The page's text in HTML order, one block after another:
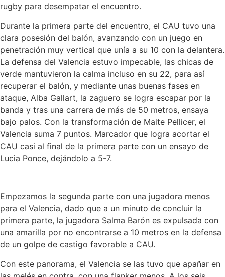
rugby para desempatar el encuentro.
Durante la primera parte del encuentro, el CAU tuvo una
clara posesión del balón, avanzando con un juego en
penetración muy vertical que unía a su 10 con la delantera.
La defensa del Valencia estuvo impecable, las chicas de
verde mantuvieron la calma incluso en su 22, para así
recuperar el balón, y mediante unas buenas fases en
ataque, Alba Gallart, la zaguero se logra escapar por la
banda y tras una carrera de más de 50 metros, ensaya
bajo palos. Con la transformación de Maite Pellicer, el
Valencia suma 7 puntos. Marcador que logra acortar el
CAU casi al final de la primera parte con un ensayo de
Lucia Ponce, dejándolo a 5-7.
Empezamos la segunda parte con una jugadora menos
para el Valencia, dado que a un minuto de concluir la
primera parte, la jugadora Salma Barón es expulsada con
una amarilla por no encontrarse a 10 metros en la defensa
de un golpe de castigo favorable a CAU.
Con este panorama, el Valencia se las tuvo que apañar en